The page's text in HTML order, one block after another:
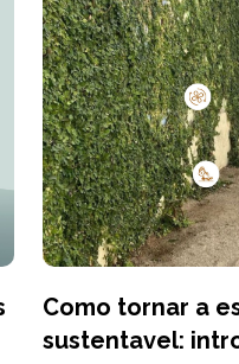
Como tornar a
sustentavel: